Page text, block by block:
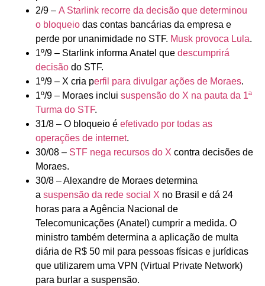
2/9 – A Starlink recorre da decisão que determinou
o bloqueio das contas bancárias da empresa e
perde por unanimidade no STF. Musk provoca Lula.
1º/9 – Starlink informa Anatel que descumprirá
decisão do STF.
1º/9 – X cria perfil para divulgar ações de Moraes.
1º/9 – Moraes inclui suspensão do X na pauta da 1ª
Turma do STF.
31/8 – O bloqueio é efetivado por todas as
operações de internet.
30/08 – STF nega recursos do X contra decisões de
Moraes.
30/8 – Alexandre de Moraes determina
a suspensão da rede social X no Brasil e dá 24
horas para a Agência Nacional de
Telecomunicações (Anatel) cumprir a medida. O
ministro também determina a aplicação de multa
diária de R$ 50 mil para pessoas físicas e jurídicas
que utilizarem uma VPN (Virtual Private Network)
para burlar a suspensão.